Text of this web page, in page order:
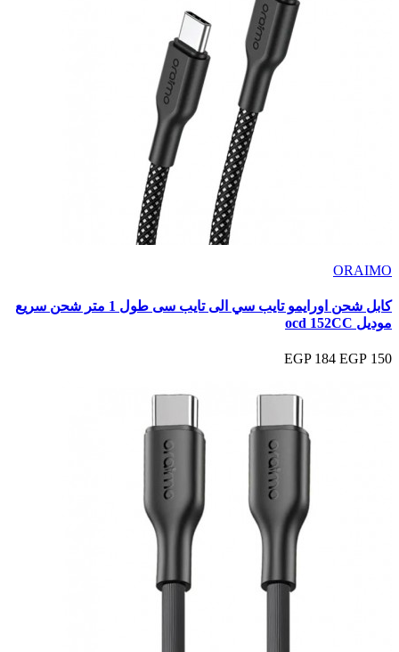
ORAIMO
كابل شحن اورايمو تايب سي الى تايب سى طول 1 متر شحن سريع
موديل ocd 152CC
150 EGP
184 EGP